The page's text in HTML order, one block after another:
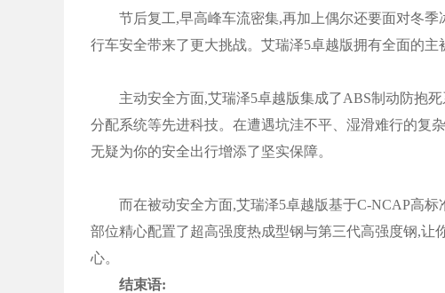
节后复工,早高峰车流密集,再加上偶尔还要面对冬季
行车安全带来了更大挑战。艾瑞泽5卓越版拥有全面的主
主动安全方面,艾瑞泽5卓越版集成了ABS制动防抱死
分配系统等先进科技。在遭遇坑洼不平、湿滑难行的复
无疑为你的安全出行增添了坚实保障。
而在被动安全方面,艾瑞泽5卓越版基于C-NCAP高标
部位精心配置了超高强度热成型钢与第三代高强度钢,
心。
结束语: